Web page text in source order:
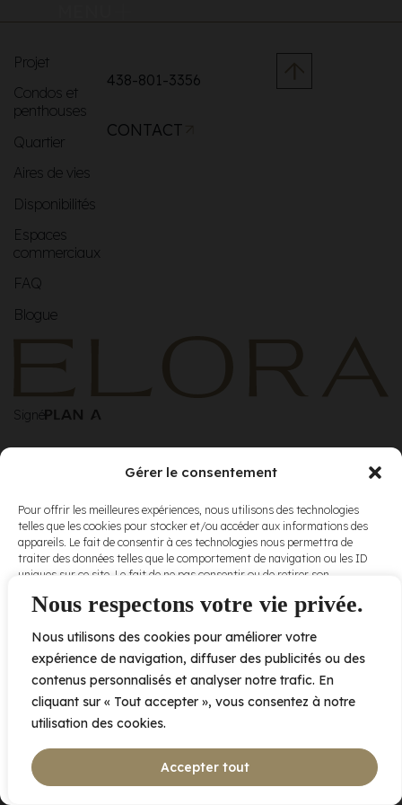
Nous respectons votre vie privée.
Nous utilisons des cookies pour améliorer votre
expérience de navigation, diffuser des publicités ou des
contenus personnalisés et analyser notre trafic. En
cliquant sur « Tout accepter », vous consentez à notre
utilisation des cookies.
Accepter tout
Gérer le consentement
Pour offrir les meilleures expériences, nous utilisons des technologies
telles que les cookies pour stocker et/ou accéder aux informations des
appareils. Le fait de consentir à ces technologies nous permettra de
traiter des données telles que le comportement de navigation ou les ID
uniques sur ce site. Le fait de ne pas consentir ou de retirer son
et fonctions.
Accepter
Refuser
Projet
Condos et
penthouses
Quartier
Aires de vies
Disponibilités
Espaces
commerciaux
FAQ
Blogue
438-801-3356
CONTACT
Signé
© Elora. Tous
droits réservés.
Voir nos
conditions
d’utilisationet
2005 av. de Bois-de-Boulogne, Laval QCH7N 0J7